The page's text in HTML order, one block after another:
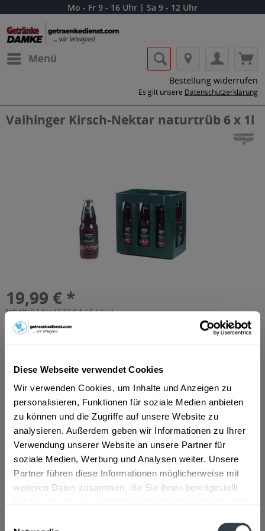
Diese Webseite verwendet Cookies
Wir verwenden Cookies, um Inhalte und Anzeigen zu
personalisieren, Funktionen für soziale Medien anbieten
zu können und die Zugriffe auf unsere Website zu
analysieren. Außerdem geben wir Informationen zu Ihrer
Verwendung unserer Website an unsere Partner für
soziale Medien, Werbung und Analysen weiter. Unsere
Partner führen diese Informationen möglicherweise mit
weiteren Daten zusammen, die Sie ihnen bereitgestellt
Mo - Fr 9 - 16 Uhr | Sa 9 - 12 Uhr
Menü
Bestellung widerrufen
Es gilt unsere Datenschutzerklärung
Vaihinger Kirsch-Nektar naturtrüb 6 x 1l
19,99 € *
Inhalt:6 Liter (3,33 € * / 1 Liter)
inkl. MwSt. zzgl. Lieferkosten
Vorrätig
+2,40 € Pfand
In den Warenkorb
Hinzugefügt
Artikel-Nr.: 11602
Beschreibung
Fruchtgehalt: mindestens 40 %mehr
Wasser, Kirschmark, Zucker